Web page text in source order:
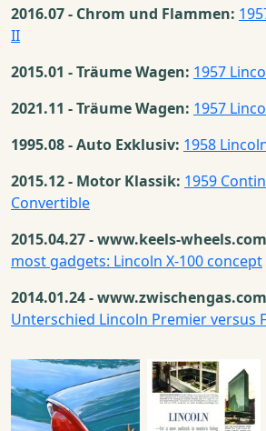
2016.07 - Chrom und Flammen:
II
2015.01 - Träume Wagen: 1957
2021.11 - Träume Wagen: 1957
1995.08 - Auto Exklusiv: 1958
2015.12 - Motor Klassik: 1959
Convertible
2015.04.27 - www.keels-
most gadgets: Lincoln X-100 concept
2014.01.24 -
Unterschied Lincoln Premier versus